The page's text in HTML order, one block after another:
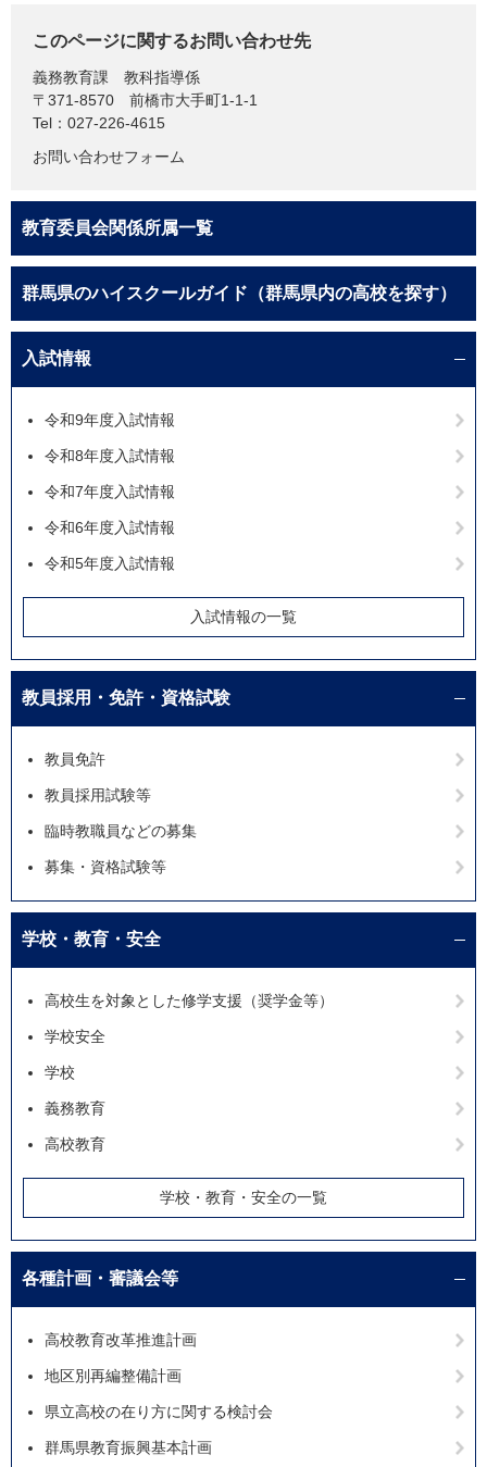
このページに関するお問い合わせ先
義務教育課
教科指導係
〒371-8570
前橋市大手町1-1-1
Tel：027-226-4615
お問い合わせフォーム
教育委員会関係所属一覧
群馬県のハイスクールガイド（群馬県内の高校を探す）
入試情報
令和9年度入試情報
令和8年度入試情報
令和7年度入試情報
令和6年度入試情報
令和5年度入試情報
入試情報の一覧
教員採用・免許・資格試験
教員免許
教員採用試験等
臨時教職員などの募集
募集・資格試験等
学校・教育・安全
高校生を対象とした修学支援（奨学金等）
学校安全
学校
義務教育
高校教育
学校・教育・安全の一覧
各種計画・審議会等
高校教育改革推進計画
地区別再編整備計画
県立高校の在り方に関する検討会
群馬県教育振興基本計画